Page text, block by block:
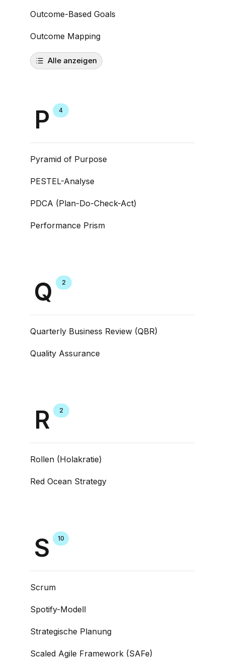
Outcome-Based Goals
Outcome Mapping
Alle anzeigen
P 4
Pyramid of Purpose
PESTEL-Analyse
PDCA (Plan-Do-Check-Act)
Performance Prism
Q 2
Quarterly Business Review (QBR)
Quality Assurance
R 2
Rollen (Holakratie)
Red Ocean Strategy
S 10
Scrum
Spotify-Modell
Strategische Planung
Scaled Agile Framework (SAFe)